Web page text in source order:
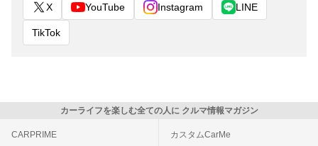
X YouTube Instagram LINE
TikTok
カーライフを楽しむ全ての人に クルマ情報マガジン
CARPRIME カスタムCarMe